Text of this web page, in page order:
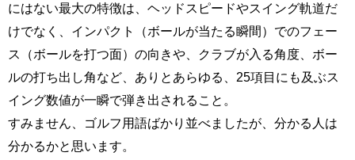
にはない最大の特徴は、ヘッドスピードやスイング軌道だ
けでなく、インパクト（ボールが当たる瞬間）でのフェー
ス（ボールを打つ面）の向きや、クラブが入る角度、ボー
ルの打ち出し角など、ありとあらゆる、25項目にも及ぶス
イング数値が一瞬で弾き出されること。
すみません、ゴルフ用語ばかり並べましたが、分かる人は
分かるかと思います。